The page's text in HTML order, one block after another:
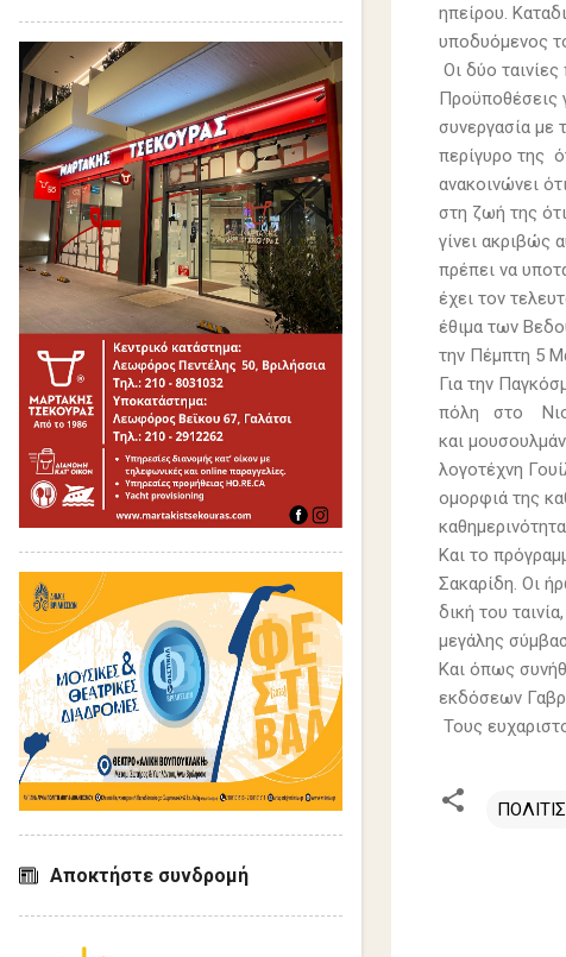
ηπείρου.
υποδυόμενος
Οι δύο
Προϋποθέσεις
συνεργασία με
περίγυρο της
ανακοινώνει
στη ζωή της
γίνει ακριβώς
πρέπει να
έχει τον
έθιμα των
την Πέμπτη 5
Για την
πόλη στο Νιου
και
λογοτέχνη
ομορφιά της
Και το
Σακαρίδη. Οι
δική του
μεγάλης
Και όπως
εκδόσεων
Τους
Αποκτήστε συνδρομή